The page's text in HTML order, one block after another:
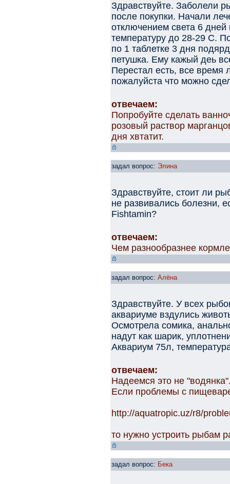
Здравствуйте. Заболели
после покупки. Начали
отключением света 6
температуру до 28-29 С.
по 1 таблетке 3 дня
петушка. Ему кажый деь
Перестал есть, все время
пожалуйста что можно
отвечаем:
Попробуйте сделать
розовый раствор
дня хвтатит.
задал вопрос: Элина
Здравствуйте, стоит ли
не развивались болезни,
Fishtamin?
отвечаем:
Чем разнообразнее
задал вопрос: Алёна
Здравствуйте. У всех
аквариуме вздулись
Осмотрела сомика,
надут как шарик,
Аквариум 75л,
отвечаем:
Надеемся это не
Если проблемы с
http://aquatropic.uz/r8/
то нужно устроить рыбам
задал вопрос: Бека